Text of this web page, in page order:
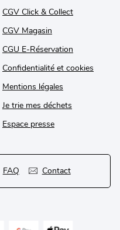
CGV Click & Collect
CGV Magasin
CGU E-Réservation
Confidentialité et cookies
Mentions légales
Je trie mes déchets
Espace presse
FAQ Contact